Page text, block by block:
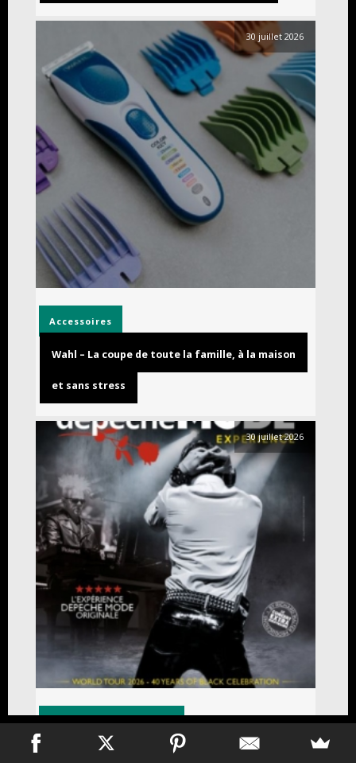
30 juillet 2026
Accessoires
Wahl – La coupe de toute la famille, à la maison
et sans stress
30 juillet 2026
Experiences Spectacles
Strangelove – The Depeche Mode Experience à